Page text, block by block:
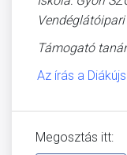
Támogató
Az írás a
Megosztás itt: